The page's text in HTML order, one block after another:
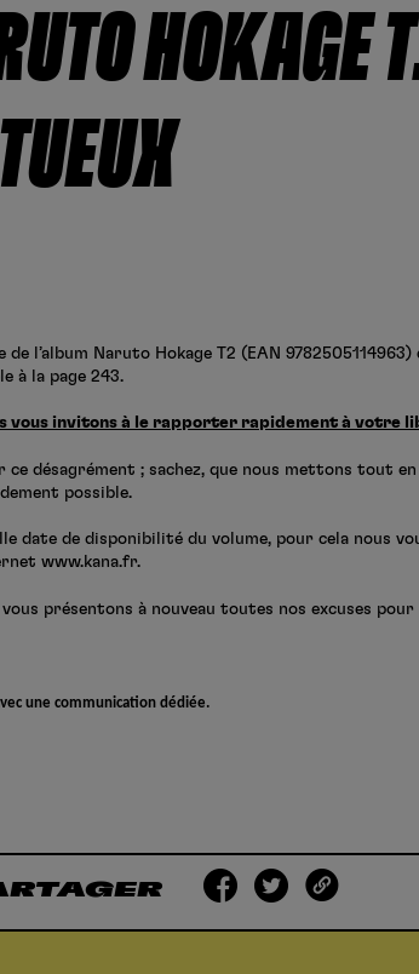
HOKAGE
l’album Naruto Hokage T2 (EAN
à la page 243.
vous invitons à le rapporter rapidement à votre
ce désagrément ; sachez, que nous mettons
possible.
date de disponibilité du volume, pour cela nous
www.kana.fr.
présentons à nouveau toutes nos excuses pour
une communication dédiée.